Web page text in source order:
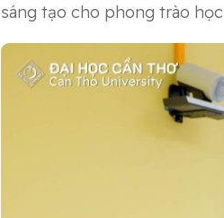
sáng tạo cho phong trào